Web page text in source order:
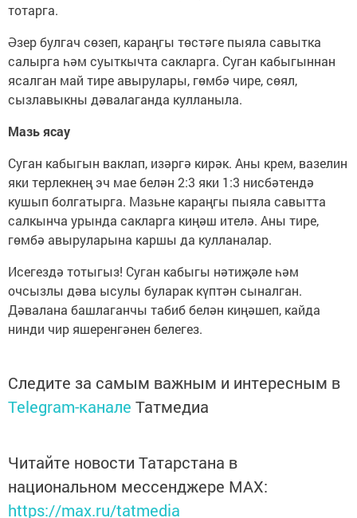
тотарга.
Әзер булгач сөзеп, караңгы төстәге пыяла савытка
салырга һәм суыткычта сакларга. Суган кабыгыннан
ясалган май тире авырулары, гөмбә чире, сөял,
сызлавыкны дәвалаганда кулланыла.
Мазь ясау
Суган кабыгын ваклап, изәргә кирәк. Аны крем, вазелин
яки терлекнең эч мае белән 2:3 яки 1:3 нисбәтендә
кушып болгатырга. Мазьне караңгы пыяла савытта
салкынча урында сакларга киңәш ителә. Аны тире,
гөмбә авыруларына каршы да кулланалар.
Исегездә тотыгыз! Суган кабыгы нәтиҗәле һәм
очсызлы дәва ысулы буларак күптән сыналган.
Дәвалана башлаганчы табиб белән киңәшеп, кайда
нинди чир яшеренгәнен белегез.
Следите за самым важным и интересным в
Telegram-канале Татмедиа
Читайте новости Татарстана в
национальном мессенджере MАХ:
https://max.ru/tatmedia